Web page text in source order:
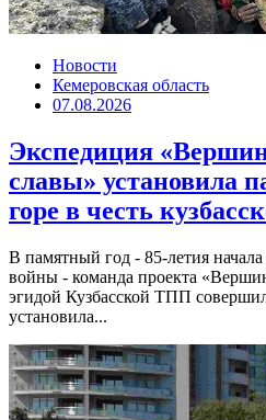
Новости
Кемеровская область
07.08.2026
Экспедиция
славы» установила
горе в честь
В памятный год - 85-летия
войны - команда проекта
эгидой Кузбасской ТПП
установила...